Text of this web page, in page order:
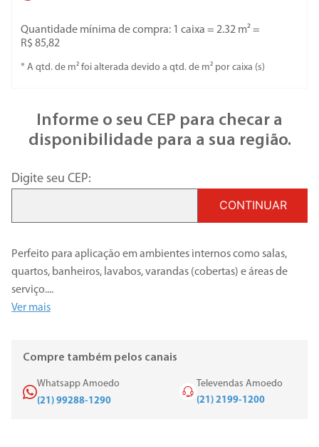
Quantidade mínima de compra: 1 caixa = 2.32 m² =
R$ 85,82
* A qtd. de m² foi alterada devido a qtd. de m² por caixa (s)
Informe o seu CEP para checar a
disponibilidade para a sua região.
Digite seu CEP:
CONTINUAR
Perfeito para aplicação em ambientes internos como salas,
quartos, banheiros, lavabos, varandas (cobertas) e áreas de
serviço....
Ver mais
Compre também pelos canais
Whatsapp Amoedo
(21) 99288-1290
Televendas Amoedo
(21) 2199-1200